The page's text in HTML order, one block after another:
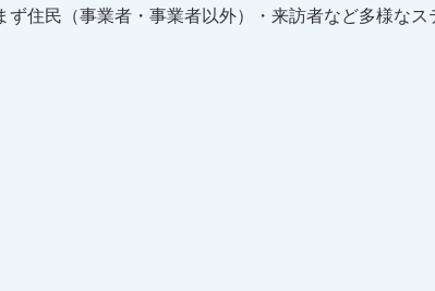
住民（事業者・事業者以外）・来訪者など多様な